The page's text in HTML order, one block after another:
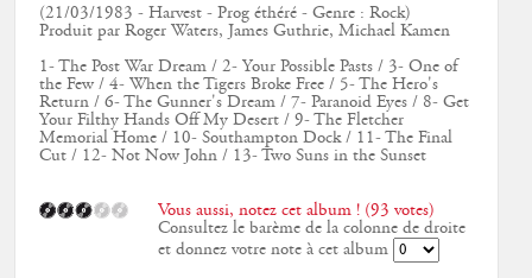
(21/03/1983 - Harvest - Prog éthéré - Genre : Rock)
Produit par Roger Waters, James Guthrie, Michael Kamen
1- The Post War Dream / 2- Your Possible Pasts / 3- One of
the Few / 4- When the Tigers Broke Free / 5- The Hero's
Return / 6- The Gunner's Dream / 7- Paranoid Eyes / 8- Get
Your Filthy Hands Off My Desert / 9- The Fletcher
Memorial Home / 10- Southampton Dock / 11- The Final
Cut / 12- Not Now John / 13- Two Suns in the Sunset
Vous aussi, notez cet album ! (93 votes)
Consultez le barème de la colonne de droite
et donnez votre note à cet album